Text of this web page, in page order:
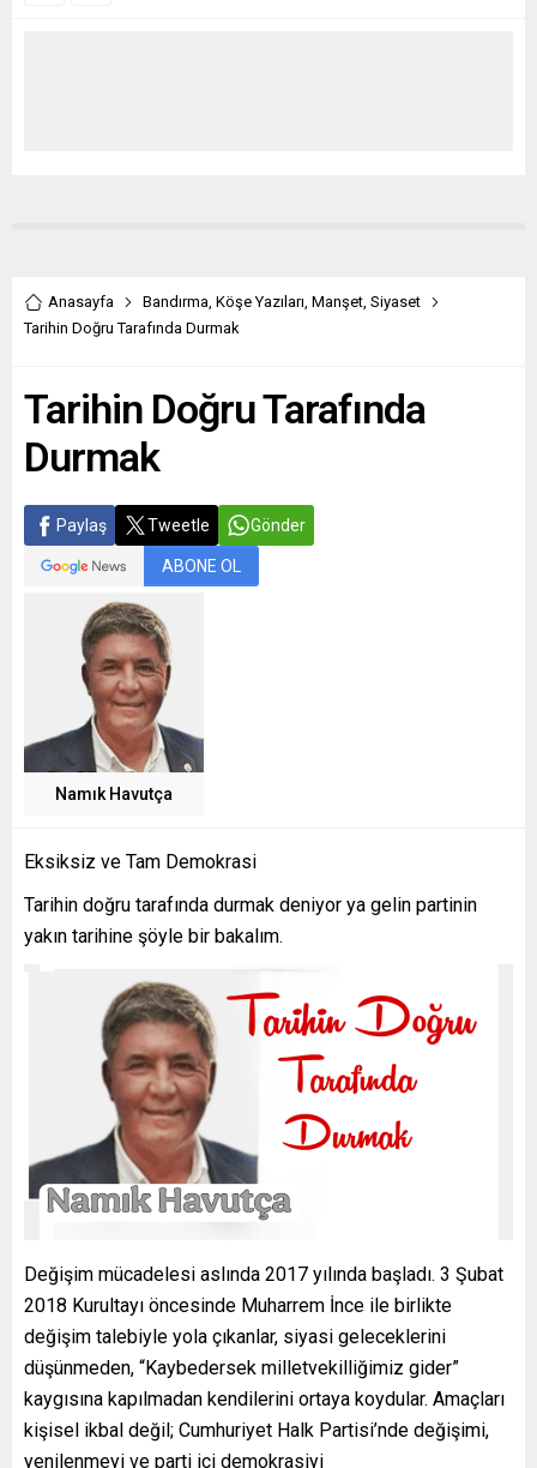
Anasayfa Bandırma, Köşe Yazıları, Manşet, Siyaset
Tarihin Doğru Tarafında Durmak
Tarihin Doğru Tarafında
Durmak
Paylaş Tweetle Gönder
ABONE OL
Namık Havutça
Eksiksiz ve Tam Demokrasi
Tarihin doğru tarafında durmak deniyor ya gelin partinin
yakın tarihine şöyle bir bakalım.
Değişim mücadelesi aslında 2017 yılında başladı. 3 Şubat
2018 Kurultayı öncesinde Muharrem İnce ile birlikte
değişim talebiyle yola çıkanlar, siyasi geleceklerini
düşünmeden, “Kaybedersek milletvekilliğimiz gider”
kaygısına kapılmadan kendilerini ortaya koydular. Amaçları
kişisel ikbal değil; Cumhuriyet Halk Partisi’nde değişimi,
yenilenmeyi ve parti içi demokrasiyi